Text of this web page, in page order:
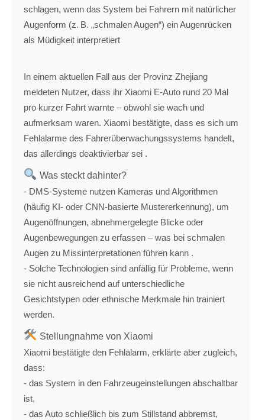
schlagen, wenn das System bei Fahrern mit natürlicher
Augenform (z. B. „schmalen Augen“) ein Augenrücken
als Müdigkeit interpretiert
In einem aktuellen Fall aus der Provinz Zhejiang
meldeten Nutzer, dass ihr Xiaomi E‑Auto rund 20 Mal
pro kurzer Fahrt warnte – obwohl sie wach und
aufmerksam waren. Xiaomi bestätigte, dass es sich um
Fehlalarme des Fahrerüberwachungssystems handelt,
das allerdings deaktivierbar sei .
Was steckt dahinter?
- DMS-Systeme nutzen Kameras und Algorithmen
(häufig KI- oder CNN-basierte Mustererkennung), um
Augenöffnungen, abnehmergelegte Blicke oder
Augenbewegungen zu erfassen – was bei schmalen
Augen zu Missinterpretationen führen kann .
- Solche Technologien sind anfällig für Probleme, wenn
sie nicht ausreichend auf unterschiedliche
Gesichtstypen oder ethnische Merkmale hin trainiert
werden.
Stellungnahme von Xiaomi
Xiaomi bestätigte den Fehlalarm, erklärte aber zugleich,
dass:
- das System in den Fahrzeugeinstellungen abschaltbar
ist,
- das Auto schließlich bis zum Stillstand abbremst,